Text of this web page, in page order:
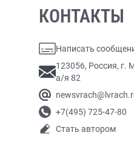
КОНТАКТЫ
Написать
123056, Россия, г.
а/я 82
+7(495) 725-47-80
Стать автором